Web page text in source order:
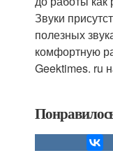
Звуки
полезных
комфортную
Geektimes. ru